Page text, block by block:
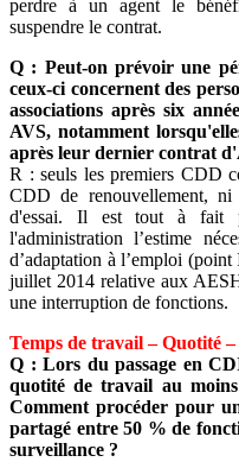
perdre à un agent le
suspendre le contrat.
Q : Peut-on prévoir une
ceux-ci concernent des
associations après six
AVS, notamment
après leur dernier contrat
R : seuls les premiers CDD
CDD de renouvellement,
d'essai. Il est tout à fait
l'administration l’estime
d’adaptation à l’emploi
juillet 2014 relative aux
une interruption de fonctions.
Temps de travail – Quotité
Q : Lors du passage en
quotité de travail au
Comment procéder pour
partagé entre 50 % de
surveillance ?